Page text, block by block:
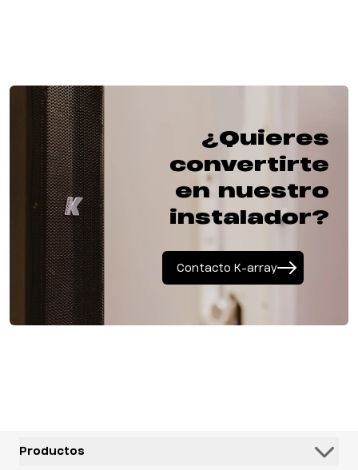
¿Quieres
convertirte
en nuestro
instalador?
Contacto K-array
Productos